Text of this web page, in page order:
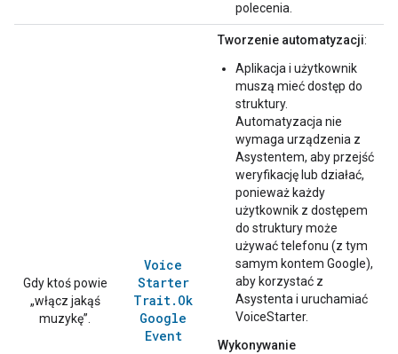
polecenia.
Gdy ktoś powie
„włącz jakąś
muzykę”.
Voice
Starter
Trait. Ok
Google
Event
Tworzenie automatyzacji:
Aplikacja i użytkownik
muszą mieć dostęp do
struktury.
Automatyzacja nie
wymaga urządzenia z
Asystentem, aby przejść
weryfikację lub działać,
ponieważ każdy
użytkownik z dostępem
do struktury może
używać telefonu (z tym
samym kontem Google),
aby korzystać z
Asystenta i uruchamiać
VoiceStarter.
Wykonywanie